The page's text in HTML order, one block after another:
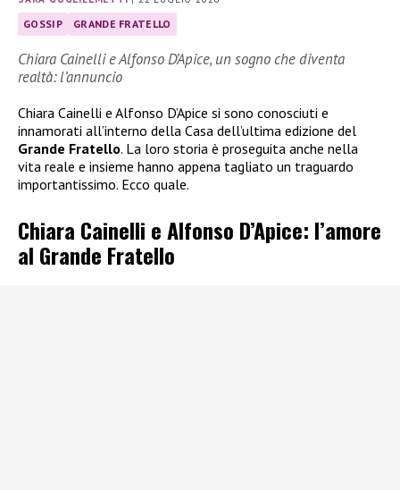
GOSSIP GRANDE FRATELLO
Chiara Cainelli e Alfonso D’Apice, un sogno che diventa
realtà: l’annuncio
Chiara Cainelli e Alfonso D’Apice si sono conosciuti e
innamorati all’interno della Casa dell’ultima edizione del
Grande Fratello. La loro storia è proseguita anche nella
vita reale e insieme hanno appena tagliato un traguardo
importantissimo. Ecco quale.
Chiara Cainelli e Alfonso D’Apice: l’amore
al Grande Fratello